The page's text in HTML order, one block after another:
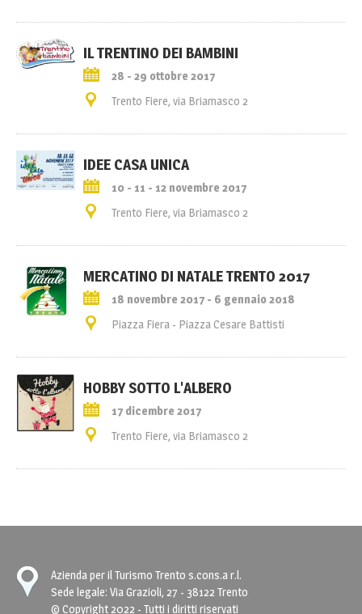
IL TRENTINO DEI BAMBINI
28 - 29 ottobre 2017
Trento Fiere, via Briamasco 2
IDEE CASA UNICA
10 - 11 - 12 novembre 2017
Trento Fiere, via Briamasco 2
MERCATINO DI NATALE TRENTO 2017
18 novembre 2017 - 6 gennaio 2018
Piazza Fiera - Piazza Cesare Battisti
HOBBY SOTTO L'ALBERO
17 dicembre 2017
Trento Fiere, via Briamasco 2
Azienda per il Turismo Trento s.cons.a r.l.
Sede legale: Via Grazioli, 27 - 38122 Trento
© Copyright 2022 - Tutti i diritti riservati